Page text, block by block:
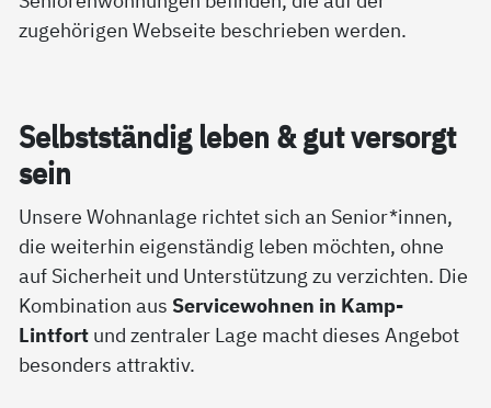
Selbst­stän­dig le­ben & gut ver­sorgt
sein
Unsere Wohnanlage richtet sich an Senior*innen,
die weiterhin eigenständig leben möchten, ohne
auf Sicherheit und Unterstützung zu verzichten. Die
Kombination aus Servicewohnen in Kamp-
Lintfort und zentraler Lage macht dieses Angebot
besonders attraktiv.